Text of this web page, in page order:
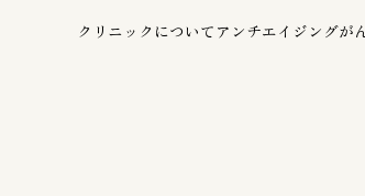
クリニックについて アンチエイジングが